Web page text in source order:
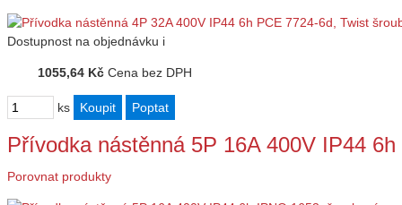
Dostupnost na objednávku i
1055,64 Kč Cena bez DPH
ks
Přívodka nástěnná 5P 16A 400V IP44
Porovnat produkty